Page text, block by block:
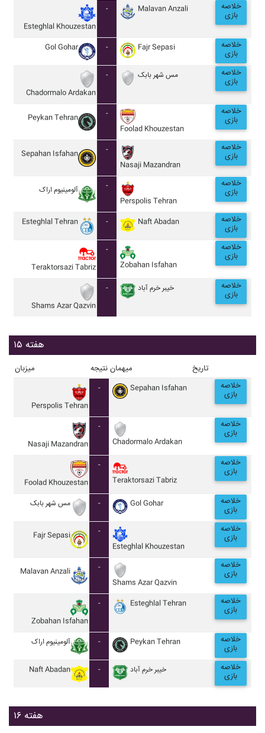
Esteghlal Khouzestan
- Malavan Anzali خلاصه
بازی
Gol Gohar - Fajr Sepasi خلاصه
بازی
Chadormalo Ardakan
- مس شهر بابک خلاصه
بازی
Peykan Tehran
-
Foolad Khouzestan
خلاصه
بازی
Sepahan Isfahan
-
Nasaji Mazandran
خلاصه
بازی
آلومينيوم اراک
-
Perspolis Tehran
خلاصه
بازی
Esteghlal Tehran - Naft Abadan خلاصه
بازی
Teraktorsazi Tabriz
-
Zobahan Isfahan
خلاصه
بازی
Shams Azar Qazvin
- خيبر خرم آباد خلاصه
بازی
هفته ۱۵
میزبان نتیجه میهمان تاریخ
Perspolis Tehran
- Sepahan Isfahan خلاصه
بازی
Nasaji Mazandran
-
Chadormalo Ardakan
خلاصه
بازی
Foolad Khouzestan
-
Teraktorsazi Tabriz
خلاصه
بازی
مس شهر بابک - Gol Gohar خلاصه
بازی
Fajr Sepasi
-
Esteghlal Khouzestan
خلاصه
بازی
Malavan Anzali
-
Shams Azar Qazvin
خلاصه
بازی
Zobahan Isfahan
- Esteghlal Tehran خلاصه
بازی
آلومينيوم اراک - Peykan Tehran خلاصه
بازی
Naft Abadan - خيبر خرم آباد خلاصه
بازی
هفته ۱۶